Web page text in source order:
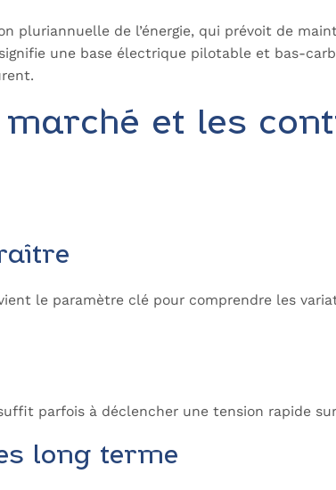
pluriannuelle de l’énergie, qui prévoit de
une base électrique pilotable et bas-
et les
le paramètre clé pour comprendre les
parfois à déclencher une tension rapide
long terme